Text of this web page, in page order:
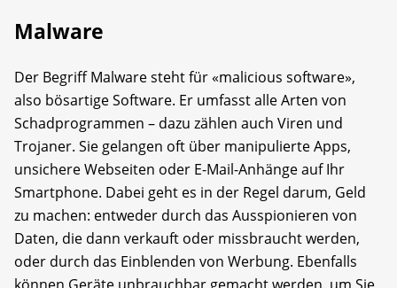
Malware
Der Begriff Malware steht für «malicious software»,
also bösartige Software. Er umfasst alle Arten von
Schadprogrammen – dazu zählen auch Viren und
Trojaner. Sie gelangen oft über manipulierte Apps,
unsichere Webseiten oder E-Mail-Anhänge auf Ihr
Smartphone. Dabei geht es in der Regel darum, Geld
zu machen: entweder durch das Ausspionieren von
Daten, die dann verkauft oder missbraucht werden,
oder durch das Einblenden von Werbung. Ebenfalls